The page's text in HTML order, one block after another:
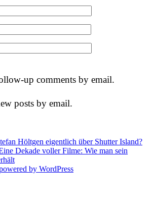
up comments by email.
posts by email.
Höltgen eigentlich über Shutter Island?
Dekade voller Filme: Wie man sein
by WordPress